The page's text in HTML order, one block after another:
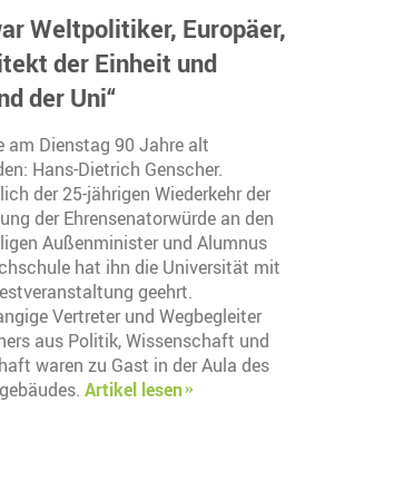
Weltpolitiker, Europäer,
der Einheit und
der Uni“
am Dienstag 90 Jahre alt
Hans-Dietrich Genscher.
der 25-jährigen Wiederkehr der
der Ehrensenatorwürde an den
Außenminister und Alumnus
hat ihn die Universität mit
geehrt.
Vertreter und Wegbegleiter
aus Politik, Wissenschaft und
waren zu Gast in der Aula des
Artikel lesen